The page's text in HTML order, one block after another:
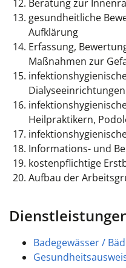
Beratung zur
gesundheitliche
Aufklärung
Erfassung,
Maßnahmen zur
Heilpraktikern,
Informations- und
kostenpflichtige
Aufbau der
Badegewässer /